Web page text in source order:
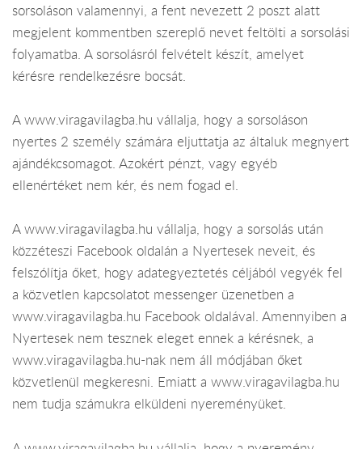
sorsoláson valamennyi, a fent nevezett 2 poszt alatt
megjelent kommentben szereplő nevet feltölti a sorsolási
folyamatba. A sorsolásról felvételt készít, amelyet
kérésre rendelkezésre bocsát.
A www.viragavilagba.hu vállalja, hogy a sorsoláson
nyertes 2 személy számára eljuttatja az általuk megnyert
ajándékcsomagot. Azokért pénzt, vagy egyéb
ellenértéket nem kér, és nem fogad el.
A www.viragavilagba.hu vállalja, hogy a sorsolás után
közzéteszi Facebook oldalán a Nyertesek neveit, és
felszólítja őket, hogy adategyeztetés céljából vegyék fel
a közvetlen kapcsolatot messenger üzenetben a
www.viragavilagba.hu Facebook oldalával. Amennyiben a
Nyertesek nem tesznek eleget ennek a kérésnek, a
www.viragavilagba.hu-nak nem áll módjában őket
közvetlenül megkeresni. Emiatt a www.viragavilagba.hu
nem tudja számukra elküldeni nyereményüket.